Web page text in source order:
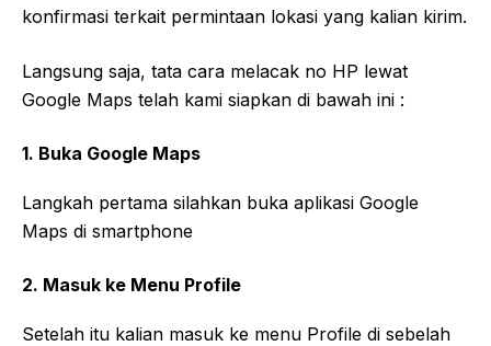
konfirmasi terkait permintaan lokasi yang kalian kirim.
Langsung saja, tata cara melacak no HP lewat
Google Maps telah kami siapkan di bawah ini :
1. Buka Google Maps
Langkah pertama silahkan buka aplikasi Google
Maps di smartphone
2. Masuk ke Menu Profile
Setelah itu kalian masuk ke menu Profile di sebelah